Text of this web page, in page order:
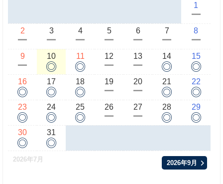
1
ー
2
ー
3
ー
4
ー
5
ー
6
ー
7
ー
8
ー
9
ー
10
◎
11
◎
12
ー
13
ー
14
◎
15
◎
16
◎
17
◎
18
◎
19
ー
20
ー
21
◎
22
◎
23
◎
24
◎
25
◎
26
ー
27
ー
28
◎
29
◎
30
◎
31
◎
2026年7月 2026年9月